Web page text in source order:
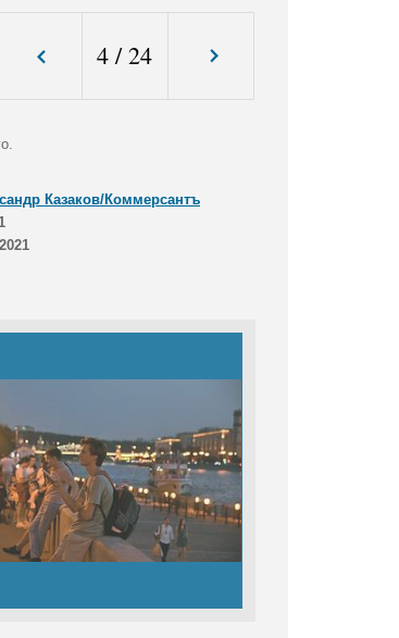
4 /24
Казаков/Коммерсантъ